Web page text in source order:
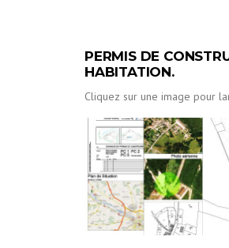
PERMIS DE
HABITATION.
Cliquez sur une image pour